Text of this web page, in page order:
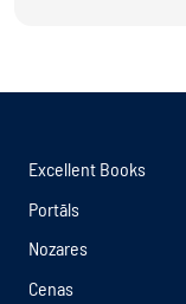
Excellent Books
Portāls
Nozares
Cenas